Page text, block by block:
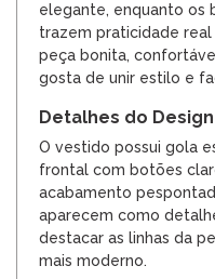
elegante, enquanto os
trazem praticidade real
peça bonita,
gosta de unir estilo e
Detalhes do Design
O vestido possui gola
frontal com botões
acabamento
aparecem como
destacar as linhas da
mais moderno.